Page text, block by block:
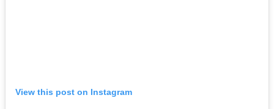
View this post on Instagram